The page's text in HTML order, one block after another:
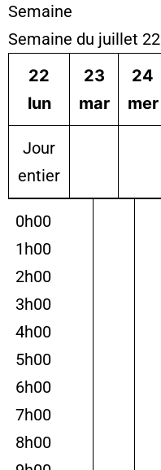
Semaine
Semaine du juillet 22
22
lun
23
mar
24
mer
Jour
entier
0h00
1h00
2h00
3h00
4h00
5h00
6h00
7h00
8h00